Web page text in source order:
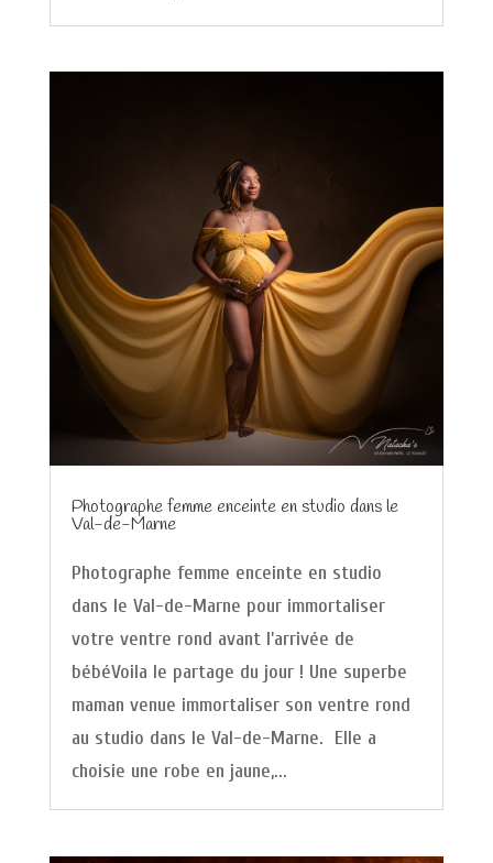
Photographe femme enceinte en studio dans le
Val-de-Marne
Photographe femme enceinte en studio
dans le Val-de-Marne pour immortaliser
votre ventre rond avant l'arrivée de
bébéVoila le partage du jour ! Une superbe
maman venue immortaliser son ventre rond
au studio dans le Val-de-Marne. Elle a
choisie une robe en jaune,...